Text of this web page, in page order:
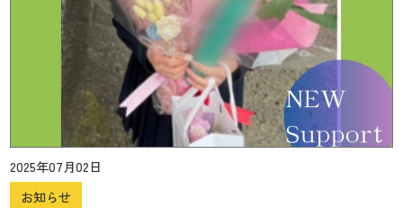
2025年07月02日
お知らせ